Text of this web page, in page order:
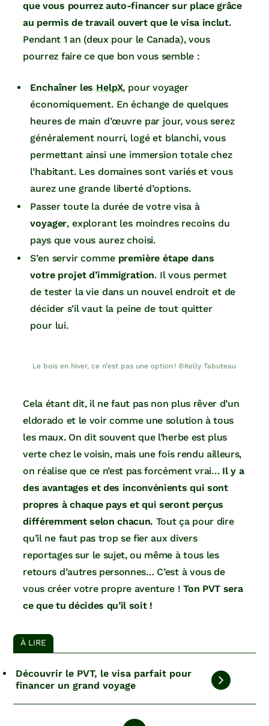
que vous pourrez auto-financer sur place grâce
au permis de travail ouvert que le visa inclut.
Pendant 1 an (deux pour le Canada), vous
pourrez faire ce que bon vous semble :
Enchaîner les HelpX, pour voyager
économiquement. En échange de quelques
heures de main d’œuvre par jour, vous serez
généralement nourri, logé et blanchi, vous
permettant ainsi une immersion totale chez
l’habitant. Les domaines sont variés et vous
aurez une grande liberté d’options.
Passer toute la durée de votre visa à
voyager, explorant les moindres recoins du
pays que vous aurez choisi.
S’en servir comme première étape dans
votre projet d’immigration. Il vous permet
de tester la vie dans un nouvel endroit et de
décider s’il vaut la peine de tout quitter
pour lui.
Le bois en hiver, ce n’est pas une option ! ©Kelly Tabuteau
Cela étant dit, il ne faut pas non plus rêver d’un
eldorado et le voir comme une solution à tous
les maux. On dit souvent que l’herbe est plus
verte chez le voisin, mais une fois rendu ailleurs,
on réalise que ce n’est pas forcément vrai… Il y a
des avantages et des inconvénients qui sont
propres à chaque pays et qui seront perçus
différemment selon chacun. Tout ça pour dire
qu’il ne faut pas trop se fier aux divers
reportages sur le sujet, ou même à tous les
retours d’autres personnes… C’est à vous de
vous créer votre propre aventure !Ton PVT sera
ce que tu décides qu’il soit !
À LIRE
Découvrir le PVT, le visa parfait pour
financer un grand voyage